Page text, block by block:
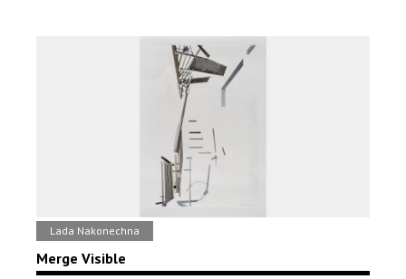
Lada Nakonechna
Merge Visible